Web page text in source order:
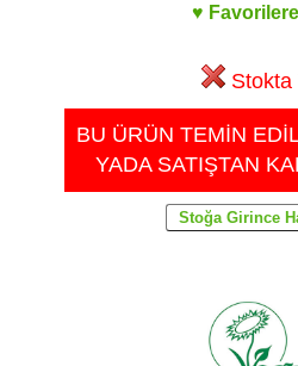
♥
Stokta
BU ÜRÜN TEMİN
YADA SATIŞTAN